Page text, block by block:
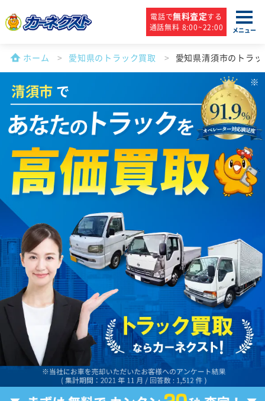
電話で無料査定する
通話無料 8:00~22:00
メニュー
ホーム 愛知県のトラック買取 愛知県清須市のトラ
清須市 で